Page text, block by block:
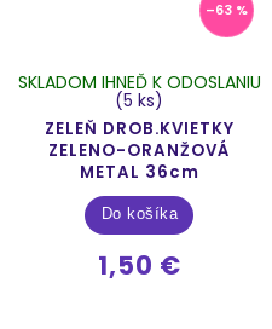
–63 %
ZELEŇ DROB.KVIETKY
ZELENO-ORANŽOVÁ
METAL 36cm
SKLADOM IHNEĎ K ODOSLANIU
(5 ks)
1,50 €
Do košíka